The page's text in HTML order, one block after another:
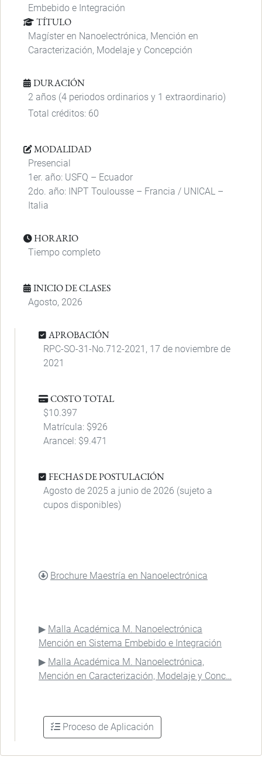
Embebido e Integración
TÍTULO
Magíster en Nanoelectrónica, Mención en
Caracterización, Modelaje y Concepción
DURACIÓN
2 años (4 periodos ordinarios y 1 extraordinario)
Total créditos: 60
MODALIDAD
Presencial
1er. año: USFQ – Ecuador
2do. año: INPT Toulousse – Francia / UNICAL –
Italia
HORARIO
Tiempo completo
INICIO DE CLASES
Agosto, 2026
APROBACIÓN
RPC-SO-31-No.712-2021, 17 de noviembre de
2021
COSTO TOTAL
$10.397
Matrícula: $926
Arancel: $9.471
FECHAS DE POSTULACIÓN
Agosto de 2025 a junio de 2026 (sujeto a
cupos disponibles)
DOCUMENTO
Brochure Maestría en Nanoelectrónica
Malla Académica M. Nanoelectrónica
Mención en Sistema Embebido e Integración
Malla Académica M. Nanoelectrónica,
Mención en Caracterización, Modelaje y Conc…
Proceso de Aplicación